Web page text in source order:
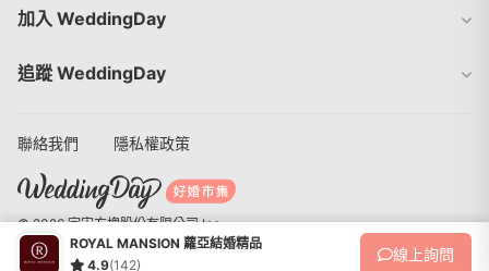
ROYAL MANSION 蘿亞結婚精品
4.9(142)
線上詢問
加入 WeddingDay
追蹤 WeddingDay
聯絡我們 隱私權政策
© 2026 宇宙方塊股份有限公司 Inc.